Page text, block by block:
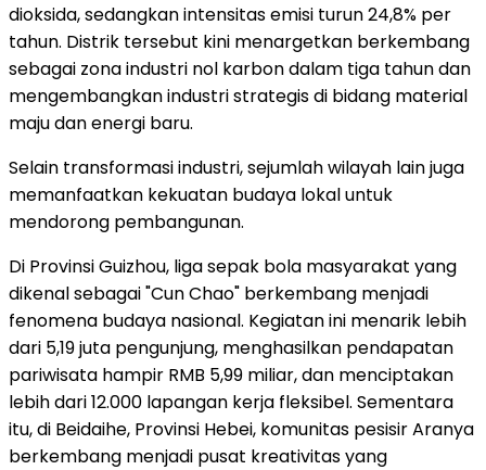
dioksida, sedangkan intensitas emisi turun 24,8% per
tahun. Distrik tersebut kini menargetkan berkembang
sebagai zona industri nol karbon dalam tiga tahun dan
mengembangkan industri strategis di bidang material
maju dan energi baru.
Selain transformasi industri, sejumlah wilayah lain juga
memanfaatkan kekuatan budaya lokal untuk
mendorong pembangunan.
Di Provinsi Guizhou, liga sepak bola masyarakat yang
dikenal sebagai "Cun Chao" berkembang menjadi
fenomena budaya nasional. Kegiatan ini menarik lebih
dari 5,19 juta pengunjung, menghasilkan pendapatan
pariwisata hampir RMB 5,99 miliar, dan menciptakan
lebih dari 12.000 lapangan kerja fleksibel. Sementara
itu, di Beidaihe, Provinsi Hebei, komunitas pesisir Aranya
berkembang menjadi pusat kreativitas yang